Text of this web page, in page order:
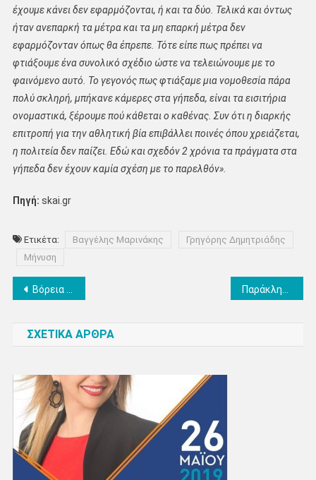
έχουμε κάνει δεν εφαρμόζονται, ή και τα δύο. Τελικά και όντως
ήταν ανεπαρκή τα μέτρα και τα μη επαρκή μέτρα δεν
εφαρμόζονταν όπως θα έπρεπε. Τότε είπε πως πρέπει να
φτιάξουμε ένα συνολικό σχέδιο ώστε να τελειώνουμε με το
φαινόμενο αυτό. Το γεγονός πως φτιάξαμε μια νομοθεσία πάρα
πολύ σκληρή, μπήκανε κάμερες στα γήπεδα, είναι τα εισιτήρια
ονομαστικά, ξέρουμε πού κάθεται ο καθένας. Συν ότι η διαρκής
επιτροπή για την αθλητική βία επιβάλλει ποινές όπου χρειάζεται,
η πολιτεία δεν παίζει. Εδώ και σχεδόν 2 χρόνια τα πράγματα στα
γήπεδα δεν έχουν καμία σχέση με το παρελθόν».
Πηγή: skai.gr
Ετικέτα: Βαγγέλης Μαρινάκης
Γρηγόρης Δημητριάδης
Μήνυση
Πλοήγηση
Βόρεια Ελλάδα: Πώς δρούσε το κύκλωμα των παράνομων επιδοτήσεων από τον ΟΠΕΚΕΠΕ – 17 συλλήψεις, 317 κατηγορούμενοι (φωτο +βίντεο)
ΣΧΕΤΙΚΑ ΑΡΘΡΑ